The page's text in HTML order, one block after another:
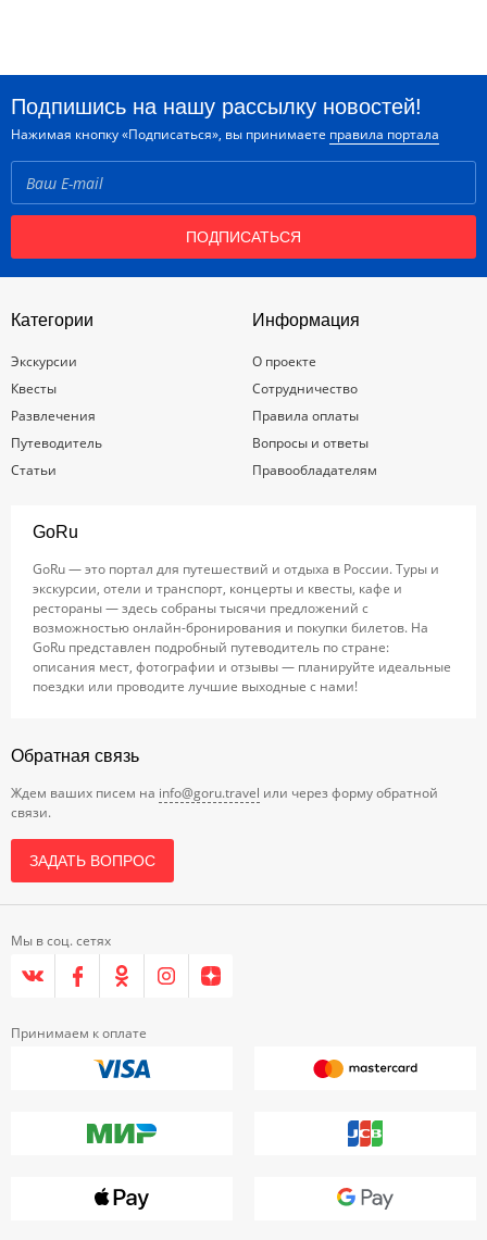
Подпишись на нашу рассылку новостей!
Нажимая кнопку «Подписаться», вы принимаете правила портала
ПОДПИСАТЬСЯ
Категории
Экскурсии
Квесты
Развлечения
Путеводитель
Статьи
Информация
О проекте
Сотрудничество
Правила оплаты
Вопросы и ответы
Правообладателям
GoRu
GoRu — это портал для путешествий и отдыха в России. Туры и
экскурсии, отели и транспорт, концерты и квесты, кафе и
рестораны — здесь собраны тысячи предложений с
возможностью онлайн-бронирования и покупки билетов. На
GoRu представлен подробный путеводитель по стране:
описания мест, фотографии и отзывы — планируйте идеальные
поездки или проводите лучшие выходные с нами!
Обратная связь
Ждем ваших писем на info@goru.travel или через форму обратной
связи.
ЗАДАТЬ ВОПРОС
Мы в соц. сетях
Принимаем к оплате